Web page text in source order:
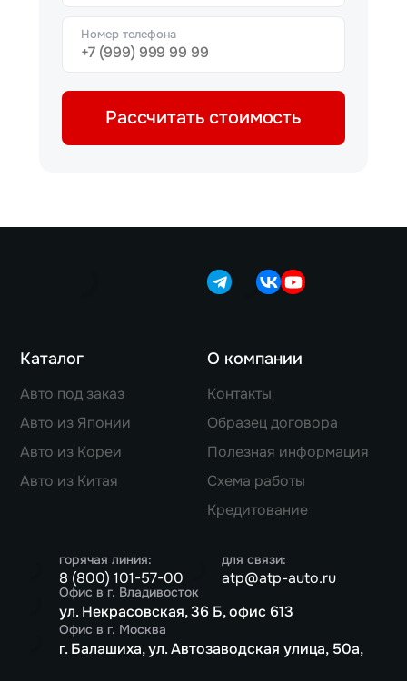
Номер телефона
Рассчитать стоимость
Каталог
Авто под заказ
Авто из Японии
Авто из Кореи
Авто из Китая
О компании
Контакты
Образец договора
Полезная информация
Схема работы
Кредитование
горячая линия:
8 (800) 101-57-00
для связи:
atp@atp-auto.ru
Офис в г. Владивосток
ул. Некрасовская, 36 Б, офис 613
Офис в г. Москва
г. Балашиха, ул. Автозаводская улица, 50а,